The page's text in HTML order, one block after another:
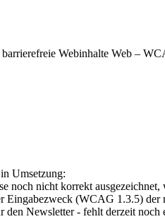
Webinhalte Web –
Umsetzung:
nicht korrekt ausgezeichnet,
(WCAG 1.3.5) der
Newsletter - fehlt derzeit noch